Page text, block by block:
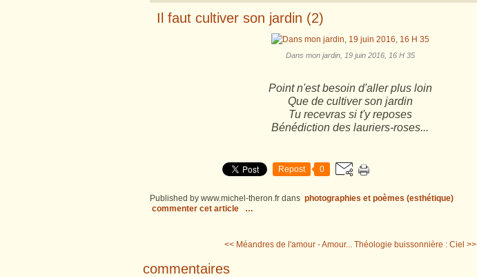
Il faut cultiver son jardin (2)
Dans mon jardin, 19 juin 2016, 16 H 35
Point n'est besoin d'aller plus loin
Que de cultiver son jardin
Tu recevras si t'y reposes
Bénédiction des lauriers-roses...
Repost 0
Published by www.michel-theron.fr dans photographies et poèmes (esthétique)
commenter cet article
…
<< Méandres de l'amour - Amour... Théologie buissonnière : Ciel >>
commentaires